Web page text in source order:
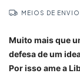
MEIOS DE ENVIO
Muito mais que
defesa de um
Por isso ame a